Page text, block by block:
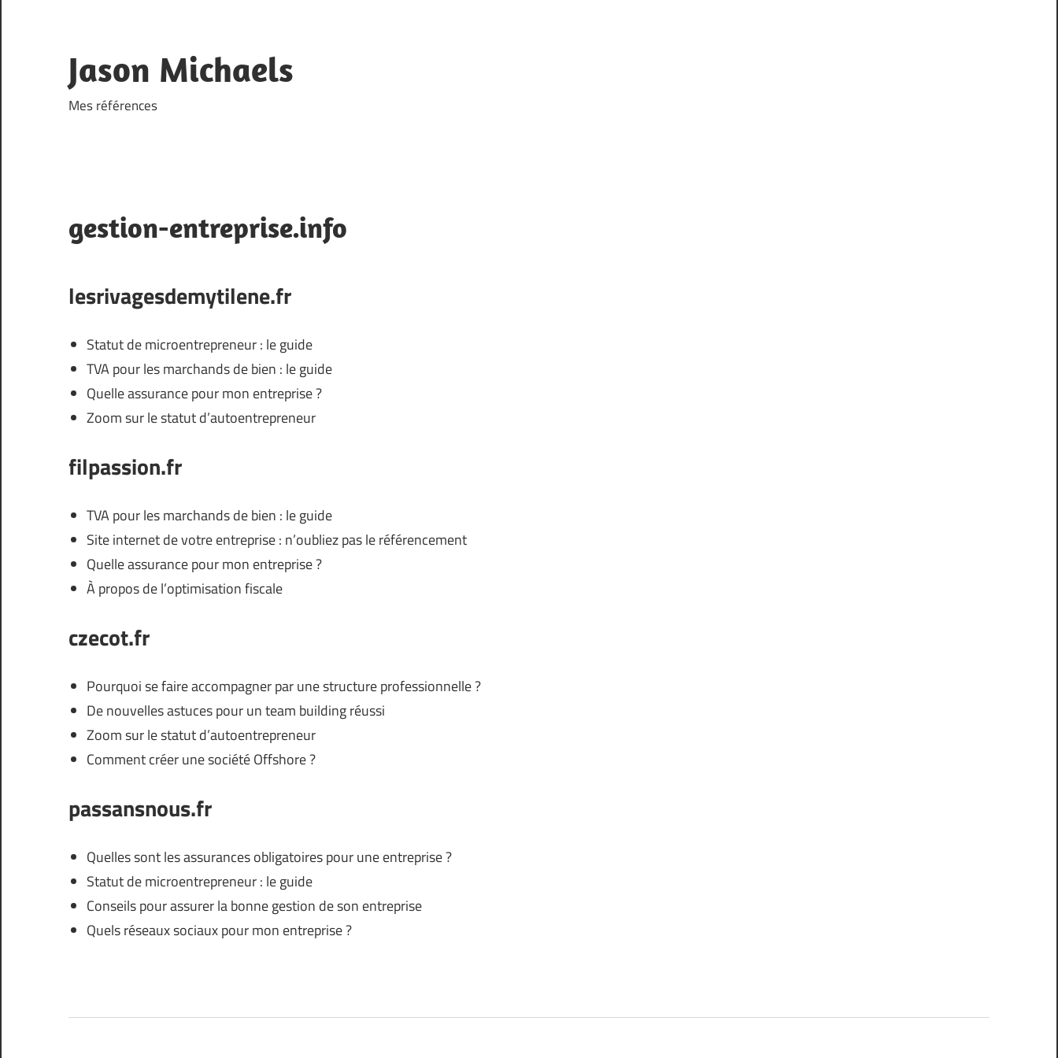
content
Jason Michaels
Mes références
gestion-entreprise.info
lesrivagesdemytilene.fr
Statut de microentrepreneur : le guide
TVA pour les marchands de bien : le guide
Quelle assurance pour mon entreprise ?
Zoom sur le statut d’autoentrepreneur
filpassion.fr
TVA pour les marchands de bien : le guide
Site internet de votre entreprise : n’oubliez pas le référencement
Quelle assurance pour mon entreprise ?
À propos de l’optimisation fiscale
czecot.fr
Pourquoi se faire accompagner par une structure professionnelle ?
De nouvelles astuces pour un team building réussi
Zoom sur le statut d’autoentrepreneur
Comment créer une société Offshore ?
passansnous.fr
Quelles sont les assurances obligatoires pour une entreprise ?
Statut de microentrepreneur : le guide
Conseils pour assurer la bonne gestion de son entreprise
Quels réseaux sociaux pour mon entreprise ?